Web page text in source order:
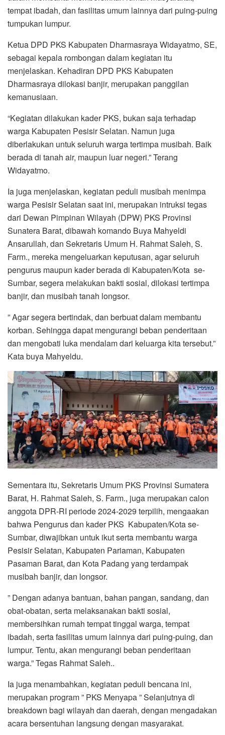
tempat ibadah, dan fasilitas umum lainnya dari puing-puing
tumpukan lumpur.
Ketua DPD PKS Kabupaten Dharmasraya Widayatmo, SE,
sebagai kepala rombongan dalam kegiatan itu
menjelaskan. Kehadiran DPD PKS Kabupaten
Dharmasraya dilokasi banjir, merupakan panggilan
kemanusiaan.
“Kegiatan dilakukan kader PKS, bukan saja terhadap
warga Kabupaten Pesisir Selatan. Namun juga
diberlakukan untuk seluruh warga tertimpa musibah. Baik
berada di tanah air, maupun luar negeri.” Terang
Widayatmo.
Ia juga menjelaskan, kegiatan peduli musibah menimpa
warga Pesisir Selatan saat ini, merupakan intruksi tegas
dari Dewan Pimpinan Wilayah (DPW) PKS Provinsi
Sunatera Barat, dibawah komando Buya Mahyeldi
Ansarullah, dan Sekretaris Umum H. Rahmat Saleh, S.
Farm., mereka mengeluarkan keputusan, agar seluruh
pengurus maupun kader berada di Kabupaten/Kota se-
Sumbar, segera melakukan bakti sosial, dilokasi tertimpa
banjir, dan musibah tanah longsor.
” Agar segera bertindak, dan berbuat dalam membantu
korban. Sehingga dapat mengurangi beban penderitaan
dan mengobati luka mendalam dari keluarga kita tersebut.”
Kata buya Mahyeldu.
Sementara itu, Sekretaris Umum PKS Provinsi Sumatera
Barat, H. Rahmat Saleh, S. Farm., juga merupakan calon
anggota DPR-RI periode 2024-2029 terpilih, mengaakan
bahwa Pengurus dan kader PKS Kabupaten/Kota se-
Sumbar, diwajibkan untuk ikut serta membantu warga
Pesisir Selatan, Kabupaten Pariaman, Kabupaten
Pasaman Barat, dan Kota Padang yang terdampak
musibah banjir, dan longsor.
” Dengan adanya bantuan, bahan pangan, sandang, dan
obat-obatan, serta melaksanakan bakti sosial,
membersihkan rumah tempat tinggal warga, tempat
ibadah, serta fasilitas umum lainnya dari puing-puing, dan
lumpur. Tentu, akan mengurangi beban penderitaan
warga.” Tegas Rahmat Saleh..
Ia juga menambahkan, kegiatan peduli bencana ini,
merupakan program ” PKS Menyapa ” Selanjutnya di
breakdown bagi wilayah dan daerah, dengan mengadakan
acara bersentuhan langsung dengan masyarakat.